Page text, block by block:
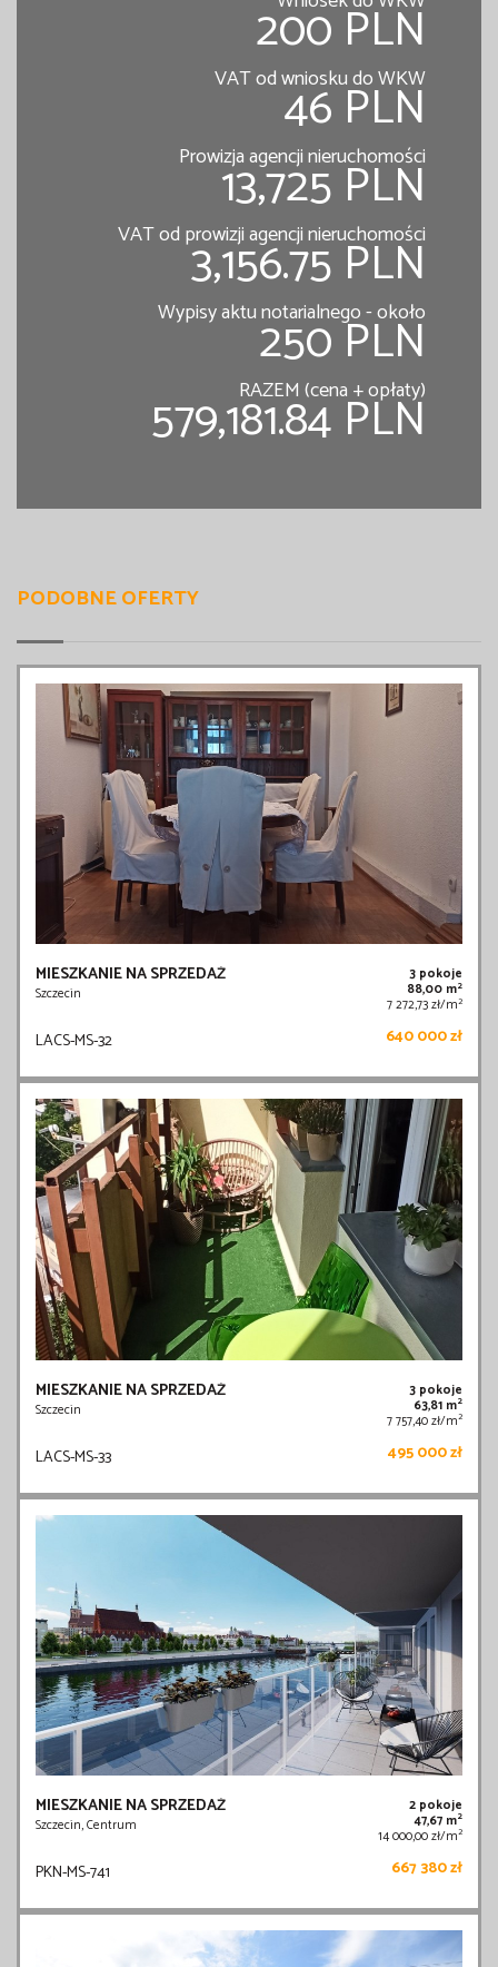
200 PLN
VAT od wniosku do WKW
46 PLN
Prowizja agencji nieruchomości
13,725 PLN
VAT od prowizji agencji nieruchomości
3,156.75 PLN
Wypisy aktu notarialnego - około
250 PLN
RAZEM (cena + opłaty)
579,181.84 PLN
PODOBNE OFERTY
MIESZKANIE NA SPRZEDAŻ
Szczecin
3 pokoje
88,00 m2
7 272,73 zł/m2
LACS-MS-32 640 000 zł
MIESZKANIE NA SPRZEDAŻ
Szczecin
3 pokoje
63,81 m2
7 757,40 zł/m2
LACS-MS-33 495 000 zł
MIESZKANIE NA SPRZEDAŻ
Szczecin, Centrum
2 pokoje
47,67 m2
14 000,00 zł/m2
PKN-MS-741 667 380 zł